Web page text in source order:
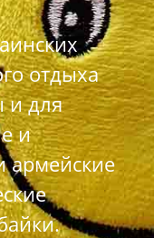
отдыха
и для
и
армейские